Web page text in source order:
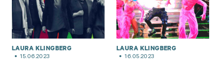
LAURA KLINGBERG
15.06.2023
LAURA KLINGBERG
16.05.2023